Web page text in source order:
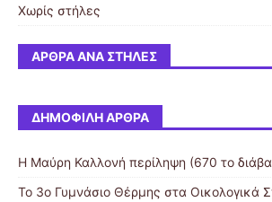
Χωρίς στήλες
ΆΡΘΡΑ ΑΝΆ ΣΤΉΛΕΣ
ΔΗΜΟΦΙΛΉ ΆΡΘΡΑ
Η Μαύρη Καλλονή περίληψη (670 το
Το 3ο Γυμνάσιο Θέρμης στα Οικολογικά